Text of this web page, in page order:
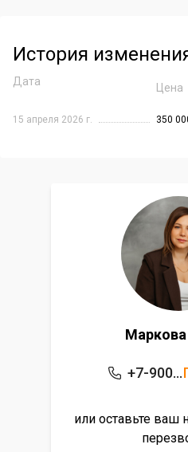
История
Дата Цена
15 апреля 2026 г. 350
+7-900-543-45-15
или оставьте